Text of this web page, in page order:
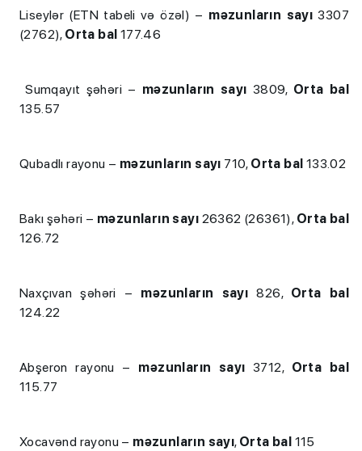
Liseylər (ETN tabeli və özəl) – məzunların sayı 3307
(2762), Orta bal 177.46
Sumqayıt şəhəri – məzunların sayı 3809, Orta bal
135.57
Qubadlı rayonu – məzunların sayı 710, Orta bal 133.02
Bakı şəhəri – məzunların sayı 26362 (26361), Orta bal
126.72
Naxçıvan şəhəri – məzunların sayı826, Orta bal
124.22
Abşeron rayonu – məzunların sayı3712, Orta bal
115.77
Xocavənd rayonu – məzunların sayı, Orta bal 115